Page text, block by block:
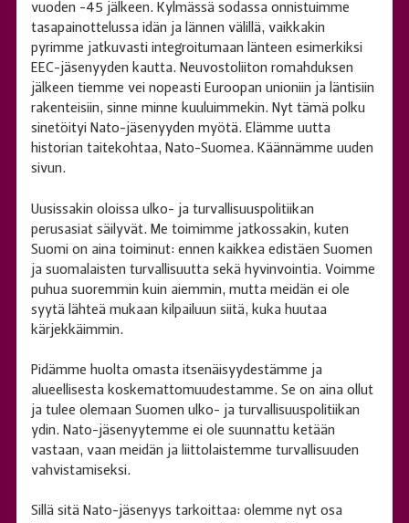
vuoden -45 jälkeen. Kylmässä sodassa onnistuimme
tasapainottelussa idän ja lännen välillä, vaikkakin
pyrimme jatkuvasti integroitumaan länteen esimerkiksi
EEC-jäsenyyden kautta. Neuvostoliiton romahduksen
jälkeen tiemme vei nopeasti Euroopan unioniin ja läntisiin
rakenteisiin, sinne minne kuuluimmekin. Nyt tämä polku
sinetöityi Nato-jäsenyyden myötä. Elämme uutta
historian taitekohtaa, Nato-Suomea. Käännämme uuden
sivun.
Uusissakin oloissa ulko- ja turvallisuuspolitiikan
perusasiat säilyvät. Me toimimme jatkossakin, kuten
Suomi on aina toiminut: ennen kaikkea edistäen Suomen
ja suomalaisten turvallisuutta sekä hyvinvointia. Voimme
puhua suoremmin kuin aiemmin, mutta meidän ei ole
syytä lähteä mukaan kilpailuun siitä, kuka huutaa
kärjekkäimmin.
Pidämme huolta omasta itsenäisyydestämme ja
alueellisesta koskemattomuudestamme. Se on aina ollut
ja tulee olemaan Suomen ulko- ja turvallisuuspolitiikan
ydin. Nato-jäsenyytemme ei ole suunnattu ketään
vastaan, vaan meidän ja liittolaistemme turvallisuuden
vahvistamiseksi.
Sillä sitä Nato-jäsenyys tarkoittaa: olemme nyt osa